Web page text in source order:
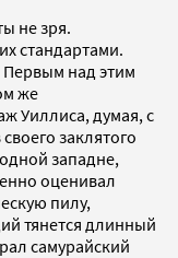
не зря.
стандартами.
над этим
же
Уиллиса, думая, с
заклятого
западне,
оценивал
пилу,
тянется длинный
самурайский